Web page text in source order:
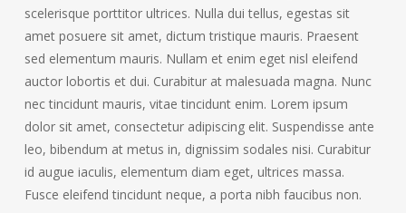
scelerisque porttitor ultrices. Nulla dui tellus, egestas sit
amet posuere sit amet, dictum tristique mauris. Praesent
sed elementum mauris. Nullam et enim eget nisl eleifend
auctor lobortis et dui. Curabitur at malesuada magna. Nunc
nec tincidunt mauris, vitae tincidunt enim. Lorem ipsum
dolor sit amet, consectetur adipiscing elit. Suspendisse ante
leo, bibendum at metus in, dignissim sodales nisi. Curabitur
id augue iaculis, elementum diam eget, ultrices massa.
Fusce eleifend tincidunt neque, a porta nibh faucibus non.